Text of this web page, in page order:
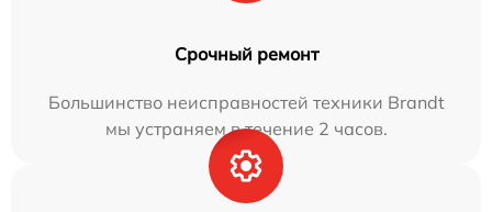
Срочный ремонт
Большинство неисправностей техники Brandt
мы устраняем в течение 2 часов.